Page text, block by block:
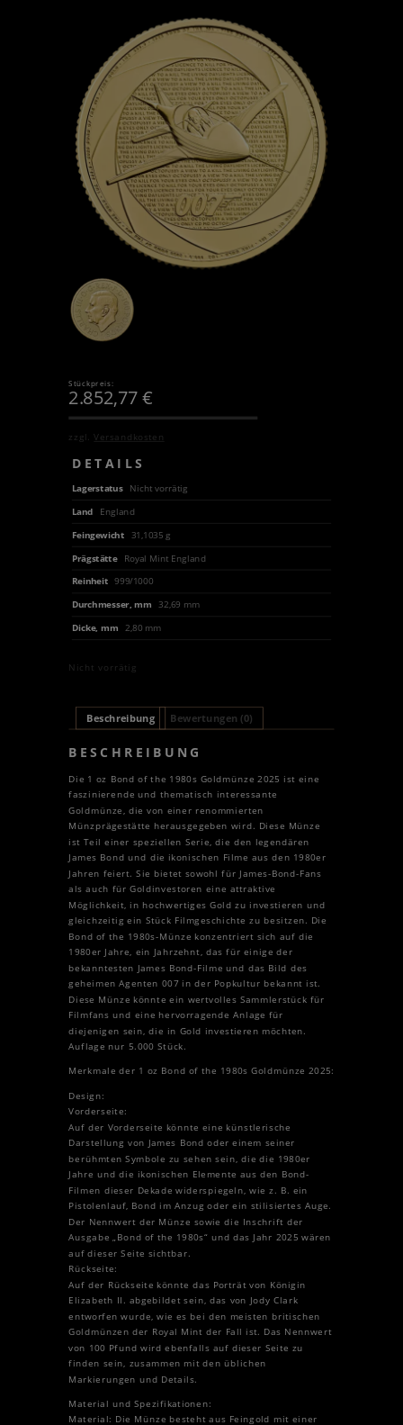
Stückpreis:
2.852,77€
zzgl.Versandkosten
DETAILS
Lagerstatus
Nicht vorrätig
Land
England
Feingewicht
31,1035 g
Prägstätte
Royal Mint England
Reinheit 999/1000
Durchmesser, mm
32,69 mm
Dicke, mm
2,80 mm
Nicht vorrätig
Beschreibung Bewertungen (0)
BESCHREIBUNG
Die 1 oz Bond of the 1980s Goldmünze 2025 ist eine
faszinierende und thematisch interessante
Goldmünze, die von einer renommierten
Münzprägestätte herausgegeben wird. Diese Münze
ist Teil einer speziellen Serie, die den legendären
James Bond und die ikonischen Filme aus den 1980er
Jahren feiert. Sie bietet sowohl für James-Bond-Fans
als auch für Goldinvestoren eine attraktive
Möglichkeit, in hochwertiges Gold zu investieren und
gleichzeitig ein Stück Filmgeschichte zu besitzen. Die
Bond of the 1980s-Münze konzentriert sich auf die
1980er Jahre, ein Jahrzehnt, das für einige der
bekanntesten James Bond-Filme und das Bild des
geheimen Agenten 007 in der Popkultur bekannt ist.
Diese Münze könnte ein wertvolles Sammlerstück für
Filmfans und eine hervorragende Anlage für
diejenigen sein, die in Gold investieren möchten.
Auflage nur 5.000 Stück.
Merkmale der 1 oz Bond of the 1980s Goldmünze 2025:
Design:
Vorderseite:
Auf der Vorderseite könnte eine künstlerische
Darstellung von James Bond oder einem seiner
berühmten Symbole zu sehen sein, die die 1980er
Jahre und die ikonischen Elemente aus den Bond-
Filmen dieser Dekade widerspiegeln, wie z. B. ein
Pistolenlauf, Bond im Anzug oder ein stilisiertes Auge.
Der Nennwert der Münze sowie die Inschrift der
Ausgabe „Bond of the 1980s“ und das Jahr 2025 wären
auf dieser Seite sichtbar.
Rückseite:
Auf der Rückseite könnte das Porträt von Königin
Elizabeth II. abgebildet sein, das von Jody Clark
entworfen wurde, wie es bei den meisten britischen
Goldmünzen der Royal Mint der Fall ist. Das Nennwert
von 100 Pfund wird ebenfalls auf dieser Seite zu
finden sein, zusammen mit den üblichen
Markierungen und Details.
Material und Spezifikationen:
Material: Die Münze besteht aus Feingold mit einer